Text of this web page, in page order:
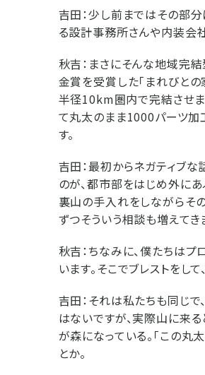
吉田：少し前まではその部分
る設計事務所さんや内装会
秋吉： まさにそんな地域完結
金賞を受賞した「まれびと
半径10km圏内で完結させま
て丸太のまま1000パーツ加
す。
吉田：最初からネガティブな
のが、都市部をはじめ外に
裏山の手入れをしながらそ
ずつそういう相談も増えてき
秋吉：ちなみに、僕たちはプ
います。そこでブレストをし
吉田： それは私たちも同じで
はないですが、実際山に来
が森になっている。「この丸
とか。